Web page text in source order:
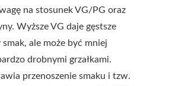
na stosunek VG/PG oraz
Wyższe VG daje gęstsze
smak, ale może być mniej
drobnymi grzałkami.
przenoszenie smaku i tzw.